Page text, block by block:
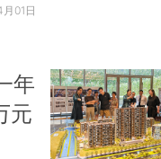
01日
年
元